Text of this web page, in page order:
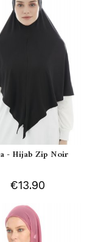
- Hijab Zip Noir
€13.90